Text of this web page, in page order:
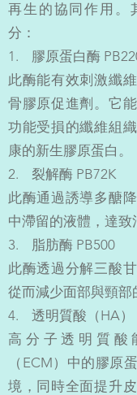
再生的協同作用。
分：
1. 膠原蛋白酶
此酶能有效刺激纖
骨膠原促進劑。它
功能受損的纖維組
康的新生膠原蛋白。
2. 裂解酶 PB72K
此酶通過誘導多醣
中滯留的液體，達致
3. 脂肪酶 PB500
此酶透過分解三酸
從而減少面部與頸部
4. 透明質酸（HA）
高分子透明質酸
（ECM）中的膠原
境，同時全面提升